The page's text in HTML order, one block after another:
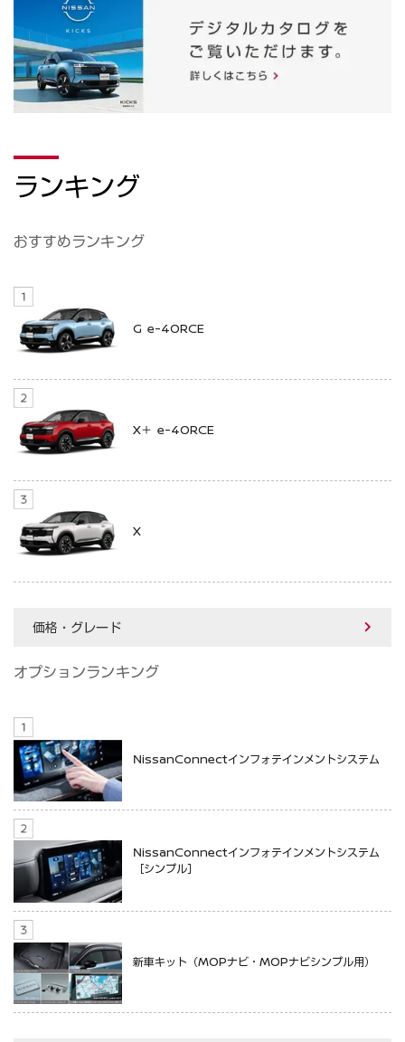
ランキング
おすすめランキング
G e-4ORCE
X＋ e-4ORCE
X
価格・グレード
オプションランキング
NissanConnectインフォテインメントシステム
NissanConnectインフォテインメントシステム
［シンプル］
新車キット（MOPナビ・MOPナビシンプル用）